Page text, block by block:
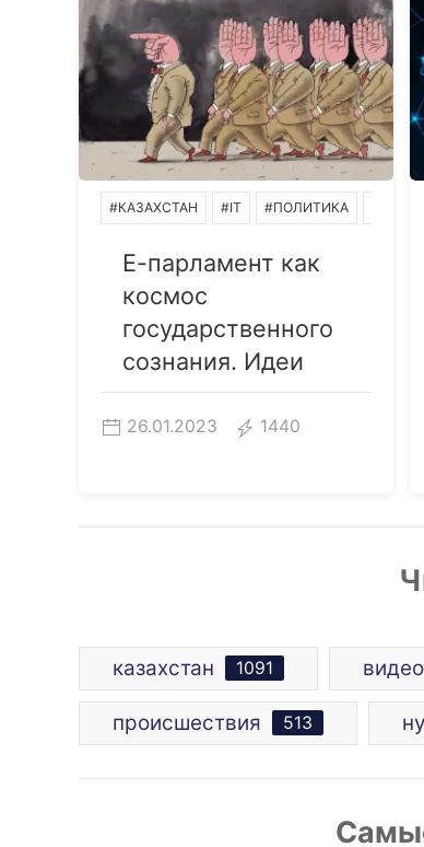
#КАЗАХСТАН #IT #ПОЛИТИКА
Е-парламент как
космос
государственного
сознания. Идеи
26.01.2023 1440
казахстан 1091 видео
происшествия 513